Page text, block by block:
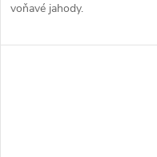
voňavé jahody.